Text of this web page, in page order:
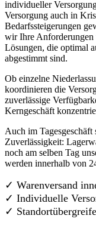
individueller
Versorgung auch in
Bedarfssteigerungen
wir Ihre Anforderungen
Lösungen, die optimal
abgestimmt sind.
Ob einzelne
koordinieren die
zuverlässige
Kerngeschäft
Auch im
Zuverlässigkeit:
noch am selben Tag
werden innerhalb von
✓ Warenversand
✓ Individuelle
✓